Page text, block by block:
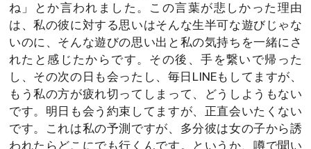
ね」とか言われました。この言葉が悲しかった理由
は、私の彼に対する思いはそんな生半可な遊びじゃな
いのに、そんな遊びの思い出と私の気持ちを一緒にさ
れたと感じたからです。その後、手を繋いで帰った
し、その次の日も会ったし、毎日LINEもしてますが、
もう私の方が疲れ切ってしまって、どうしようもない
です。明日も会う約束してますが、正直会いたくない
です。これは私の予測ですが、多分彼は女の子から誘
われたらどこにでも行くんです。というか、噂で聞い